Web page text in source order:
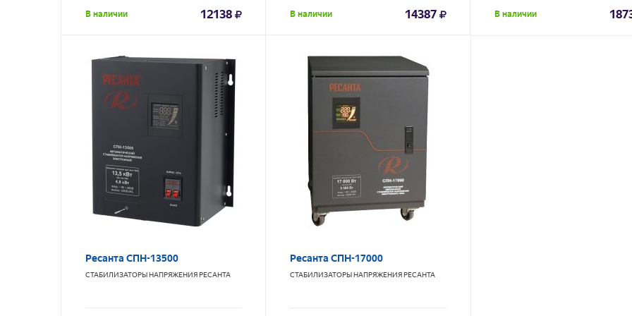
В наличии 12138 В наличии 14387 В наличии
Ресанта СПН-13500
СТАБИЛИЗАТОРЫ НАПРЯЖЕНИЯРЕСАНТА
Ресанта СПН-17000
СТАБИЛИЗАТОРЫ НАПРЯЖЕНИЯРЕСАНТА